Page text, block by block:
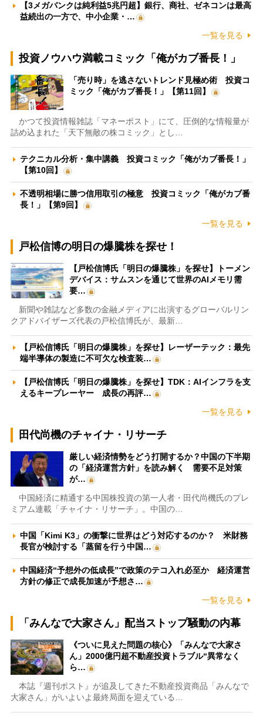
【3メガバンクは純利益5兆円超】銀行、商社、ゼネコンは最高
益続出の一方で、中小企業・…
一覧を見る
投資ノウハウ満載コミック「俺がカブ番長！」
「売り時」を逃さないトレンド見極め術 投資コ
ミック「俺がカブ番長！」【第11回】
かつて投資情報雑誌「マネーポスト」にて、圧倒的な情報量が
詰め込まれた「天下無敵の株コミック」とし…
テクニカル分析・集中講義 投資コミック「俺がカブ番長！」
【第10回】
不透明相場に勝つ信用取引の極意 投資コミック「俺がカブ番
長！」【第9回】
一覧を見る
戸松信博の明日の爆騰株を探せ！
【戸松信博氏「明日の爆騰株」を探せ】トーメン
デバイス：サムスンを通じて世界のAIメモリ需
要…
新聞や雑誌など多数の金融メディアに出演するグローバルリン
クアドバイザーズ代表の戸松信博氏が、最新…
【戸松信博氏「明日の爆騰株」を探せ】レーザーテック：最先
端半導体の製造に不可欠な検査装…
【戸松信博氏「明日の爆騰株」を探せ】TDK：AIインフラを支
えるキープレーヤー 成長の再評…
一覧を見る
田代尚機のチャイナ・リサーチ
厳しい経済情勢をどう打開するか？中国の下半期
の「経済運営方針」を読み解く 需要不足対策
が…
中国経済に精通する中国株投資の第一人者・田代尚機氏のプレ
ミアム連載「チャイナ・リサーチ」。中国の…
中国「Kimi K3」の衝撃に世界はどう対応するのか？ 米財務
長官が検討する「蒸留を行う中国…
中国経済“予想外の低成長”で政策のテコ入れ必至か 経済運営
方針の修正で成長加速が予想さ…
一覧を見る
「みんなで大家さん」配当ストップ騒動の内幕
《ついに見えた問題の核心》「みんなで大家さ
ん」2000億円超不動産投資トラブル“異常なく
ら…
本誌『週刊ポスト』が追及してきた不動産投資商品「みんなで
大家さん」がいよいよ最終局面を迎えている…